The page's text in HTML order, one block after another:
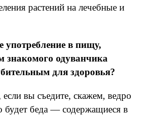
растений на лечебные и
употребление в пищу,
знакомого одуванчика
для здоровья?
вы съедите, скажем, ведро
будет беда — содержащиеся в